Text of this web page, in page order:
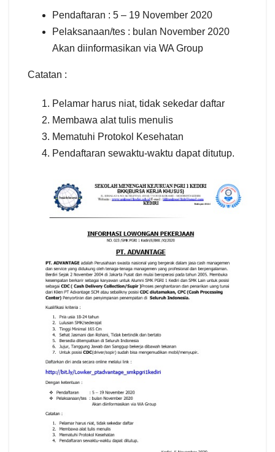
Pendaftaran : 5 – 19 November 2020
Pelaksanaan/tes : bulan November 2020
Akan diinformasikan via WA Group
Catatan :
Pelamar harus niat, tidak sekedar daftar
Membawa alat tulis menulis
Mematuhi Protokol Kesehatan
Pendaftaran sewaktu-waktu dapat ditutup.